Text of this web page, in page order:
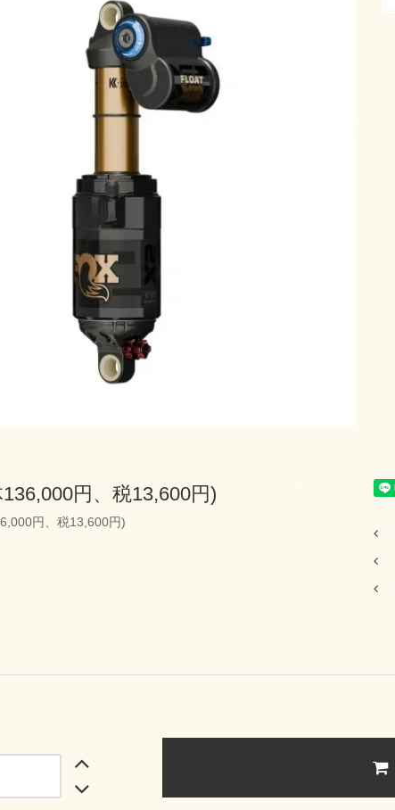
円、税13,600円)
円、税13,600円)